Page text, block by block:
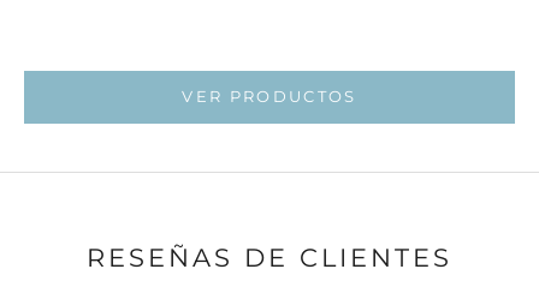
VER PRODUCTOS
RESEÑAS DE CLIENTES